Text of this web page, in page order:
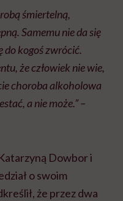
śmiertelną,
Samemu nie da się
do kogoś zwrócić.
że człowiek nie wie,
choroba alkoholowa
a nie może.” –
Dowbor i
o swoim
że przez dwa